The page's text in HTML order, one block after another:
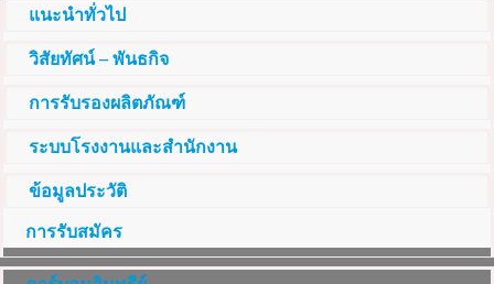
แนะนำทั่วไป
วิสัยทัศน์ – พันธกิจ
การรับรองผลิตภัณฑ์
ระบบโรงงานและสำนักงาน
ข้อมูลประวัติ
การรับสมัคร